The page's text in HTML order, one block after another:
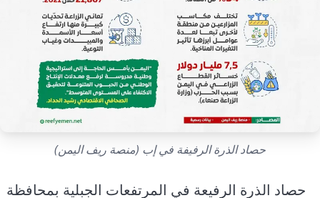
حصاد الذرة الرفيفة في إب (منصة ريف اليمن)
حصاد الذرة الرفيعة في المرتفعات الجبلية بمحافظة